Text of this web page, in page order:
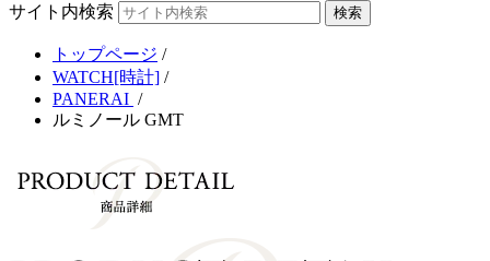
サイト内検索
トップページ /
WATCH[時計] /
PANERAI /
ルミノール GMT